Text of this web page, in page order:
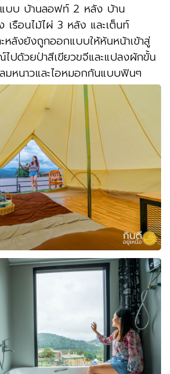
บบ บ้านลอฟท์ 2 หลัง บ้าน
เรือนไม้ไผ่ 3 หลัง และเต็นท์
หลังยังถูกออกแบบให้หันหน้าเข้าสู่
ปด้วยป่าสีเขียวขจีและแปลงผักขั้น
มหนาวและไอหมอกกันแบบฟินๆ